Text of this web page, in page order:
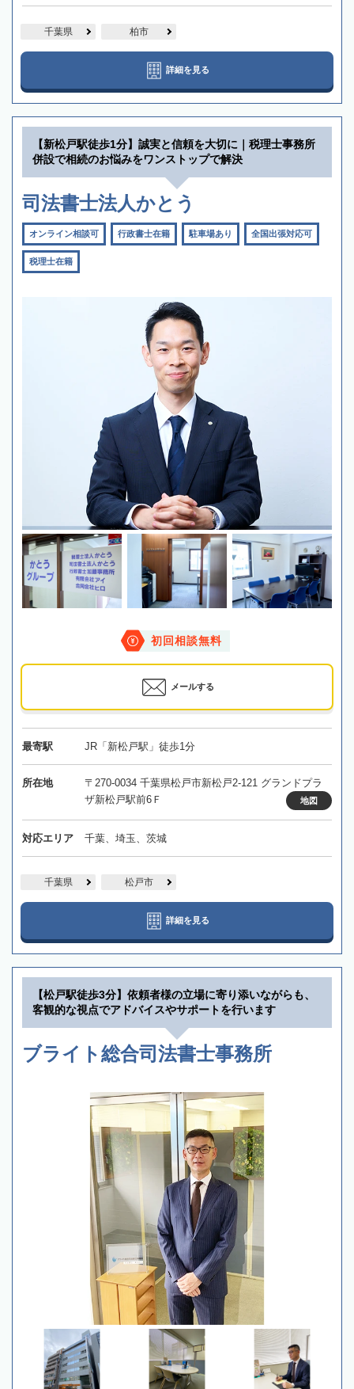
千葉県 柏市
詳細を見る
【新松戸駅徒歩1分】誠実と信頼を大切に｜税理士事務所
併設で相続のお悩みをワンストップで解決
司法書士法人かとう
オンライン相談可 行政書士在籍 駐車場あり 全国出張対応可
税理士在籍
初回相談無料
メールする
最寄駅 JR「新松戸駅」徒歩1分
所在地
〒270-0034 千葉県松戸市新松戸2-121 グランドプラ
ザ新松戸駅前6Ｆ
地図
対応エリア 千葉、埼玉、茨城
千葉県 松戸市
詳細を見る
【松戸駅徒歩3分】依頼者様の立場に寄り添いながらも、
客観的な視点でアドバイスやサポートを行います
ブライト総合司法書士事務所